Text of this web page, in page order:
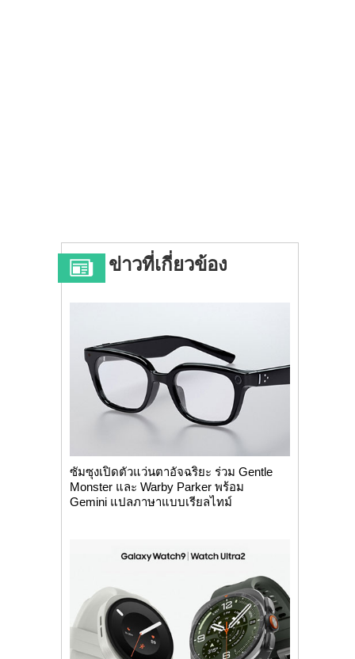
ข่าวที่เกี่ยวข้อง
ซัมซุงเปิดตัวแว่นตาอัจฉริยะ ร่วม Gentle
Monster และ Warby Parker พร้อม
Gemini แปลภาษาแบบเรียลไทม์